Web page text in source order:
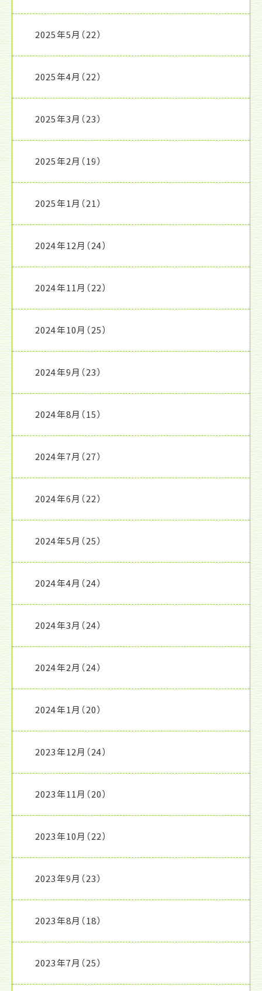
2025年5月 （22）
2025年4月 （22）
2025年3月 （23）
2025年2月 （19）
2025年1月 （21）
2024年12月 （24）
2024年11月 （22）
2024年10月 （25）
2024年9月 （23）
2024年8月 （15）
2024年7月 （27）
2024年6月 （22）
2024年5月 （25）
2024年4月 （24）
2024年3月 （24）
2024年2月 （24）
2024年1月 （20）
2023年12月 （24）
2023年11月 （20）
2023年10月 （22）
2023年9月 （23）
2023年8月 （18）
2023年7月 （25）